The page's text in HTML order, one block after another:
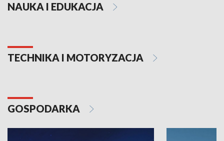
NAUKA I EDUKACJA
TECHNIKA I MOTORYZACJA
GOSPODARKA